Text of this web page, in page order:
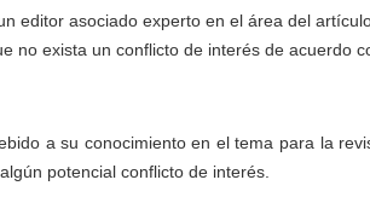
asociado experto en el área del
exista un conflicto de interés de acuerdo
a su conocimiento en el tema para la
potencial conflicto de interés.